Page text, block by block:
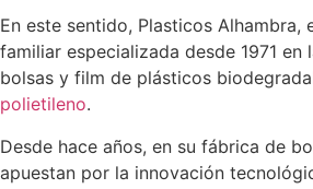
En este sentido, Plasticos Alhambra,
familiar especializada desde 1971 en
bolsas y film de plásticos
polietileno.
Desde hace años, en su fábrica de
apuestan por la innovación